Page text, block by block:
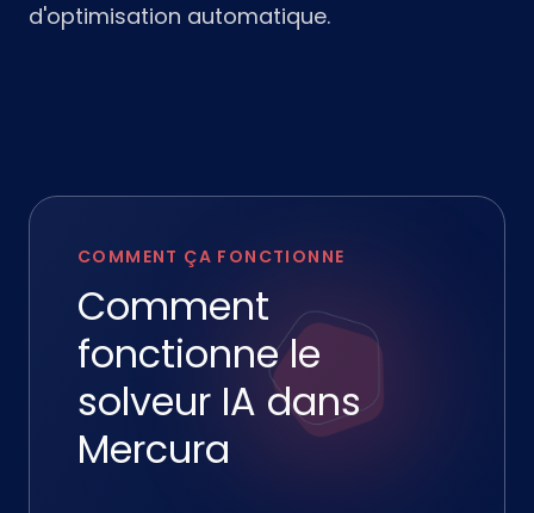
d'optimisation automatique.
COMMENT ÇA FONCTIONNE
Comment
fonctionne le
solveur IA dans
Mercura